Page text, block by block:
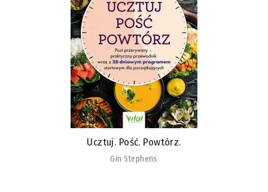
Ucztuj. Pość. Powtórz.
Gin Stephens